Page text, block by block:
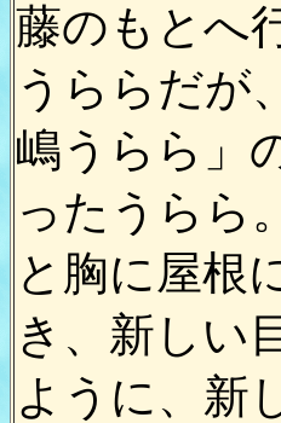
藤のもとへ
うららだが
嶋うらら」
ったうらら
と胸に屋根
き、新しい
ように、新